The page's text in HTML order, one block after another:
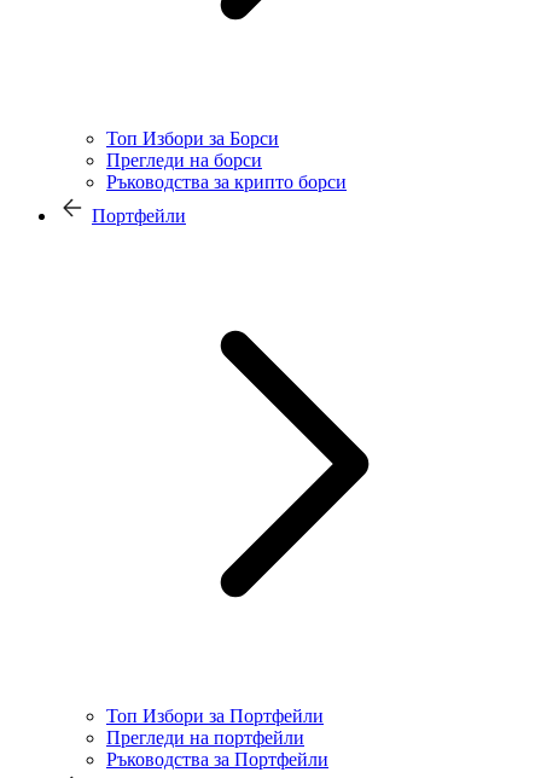
Топ Избори за Борси
Прегледи на борси
Ръководства за крипто борси
Портфейли
Топ Избори за Портфейли
Прегледи на портфейли
Ръководства за Портфейли